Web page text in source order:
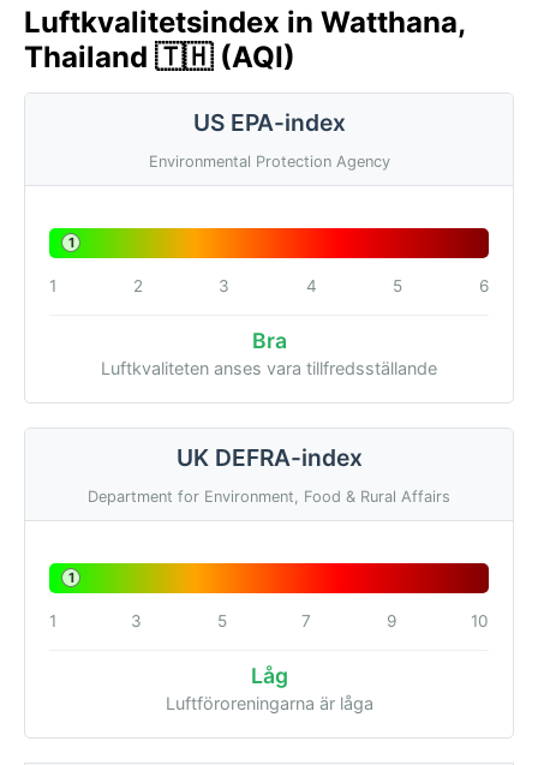
Luftkvalitetsindex in Watthana,
Thailand 🇹🇭 (AQI)
US EPA-index
Environmental Protection Agency
1
1 2 3 4 5 6
Bra
Luftkvaliteten anses vara tillfredsställande
UK DEFRA-index
Department for Environment, Food & Rural Affairs
1
1 3 5 7 9 10
Låg
Luftföroreningarna är låga